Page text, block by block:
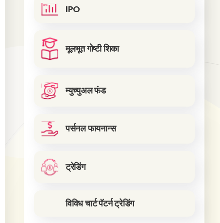
IPO
मूलभूत गोष्टी शिका
म्युच्युअल फंड
पर्सनल फायनान्स
ट्रेडिंग
विविध चार्ट पॅटर्न ट्रेडिंग